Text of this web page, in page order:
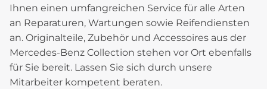
Ihnen einen umfangreichen Service für alle Arten
an Reparaturen, Wartungen sowie Reifendiensten
an. Originalteile, Zubehör und Accessoires aus der
Mercedes-Benz Collection stehen vor Ort ebenfalls
für Sie bereit. Lassen Sie sich durch unsere
Mitarbeiter kompetent beraten.